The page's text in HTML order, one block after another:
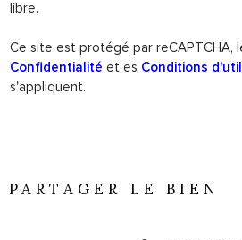
libre.
Ce site est protégé par reCAPTCHA,
Confidentialité et es Conditions
s'appliquent.
PARTAGER LE BIEN